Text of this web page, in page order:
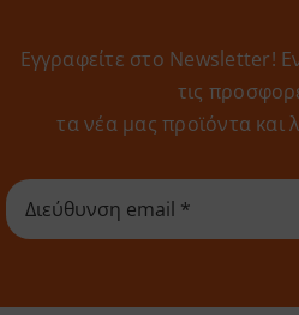
Εγγραφείτε στο Newsletter!
τις
τα νέα μας προϊόντα